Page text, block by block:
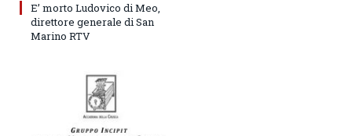
E’ morto Ludovico di Meo,
direttore generale di San
Marino RTV